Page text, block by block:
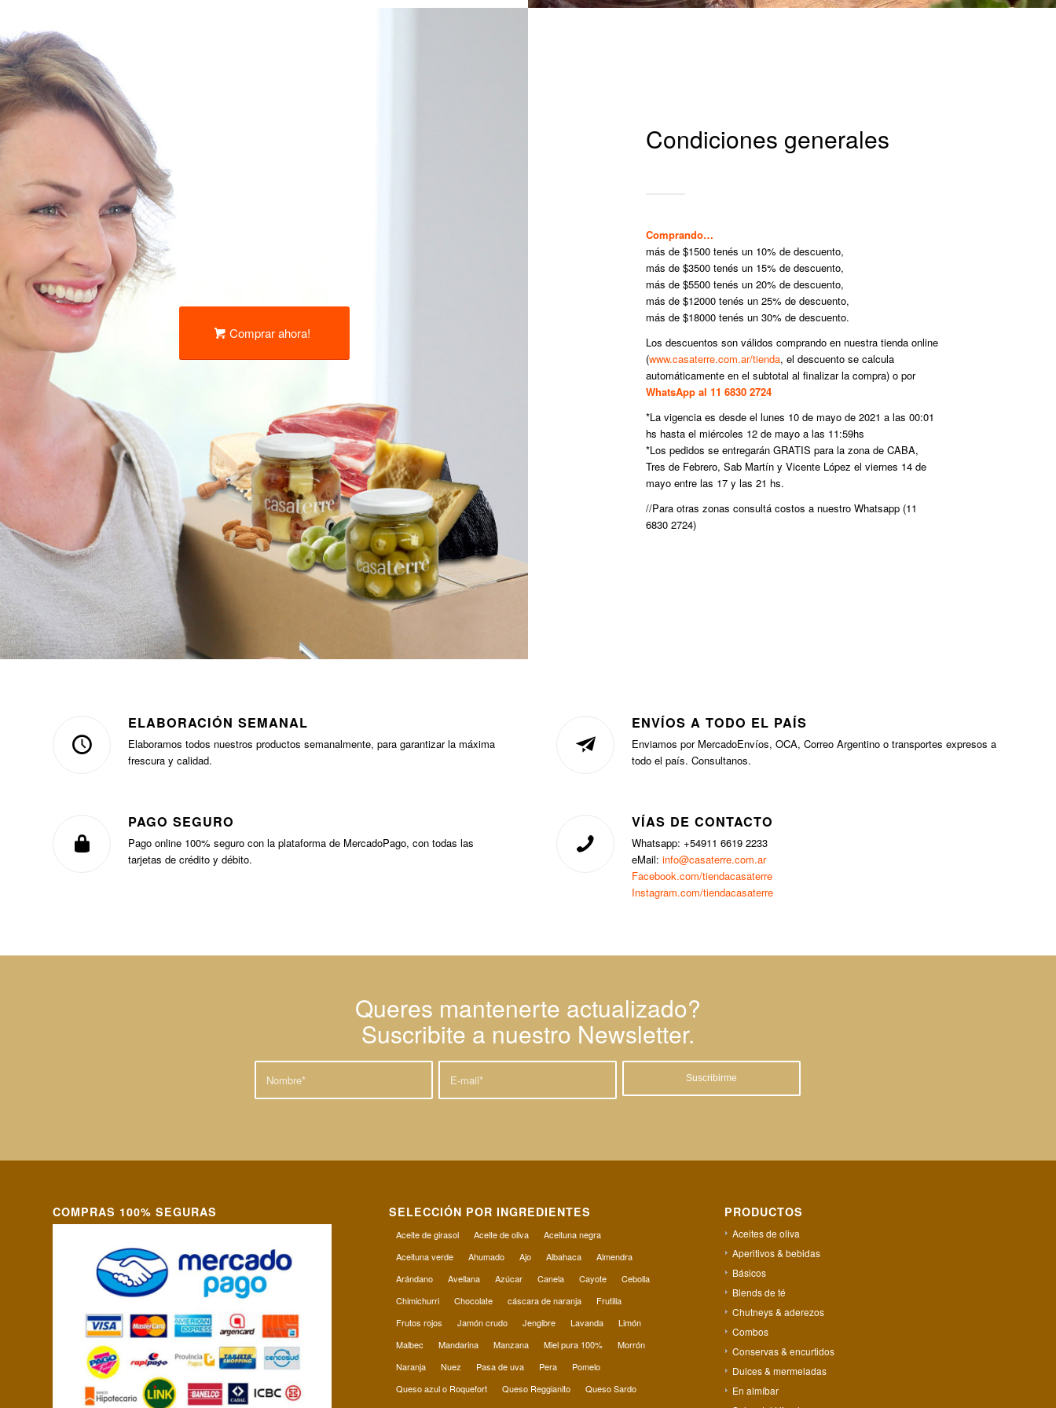
Comprar ahora!
Condiciones generales
Comprando…
más de $1500 tenés un 10% de descuento,
más de $3500 tenés un 15% de descuento,
más de $5500 tenés un 20% de descuento,
más de $12000 tenés un 25% de descuento,
más de $18000 tenés un 30% de descuento.
Los descuentos son válidos comprando en nuestra tienda online
(www.casaterre.com.ar/tienda, el descuento se calcula
automáticamente en el subtotal al finalizar la compra) o por
WhatsApp al 11 6830 2724
*La vigencia es desde el lunes 10 de mayo de 2021 a las 00:01
hs hasta el miércoles 12 de mayo a las 11:59hs
*Los pedidos se entregarán GRATIS para la zona de CABA,
Tres de Febrero, Sab Martín y Vicente López el viernes 14 de
mayo entre las 17 y las 21 hs.
//Para otras zonas consultá costos a nuestro Whatsapp (11
6830 2724)
ELABORACIÓN SEMANAL
Elaboramos todos nuestros productos semanalmente, para garantizar la máxima
frescura y calidad.
ENVÍOS A TODO EL PAÍS
Enviamos por MercadoEnvíos, OCA, Correo Argentino o transportes expresos a
todo el país. Consultanos.
PAGO SEGURO
Pago online 100% seguro con la plataforma de MercadoPago, con todas las
tarjetas de crédito y débito.
VÍAS DE CONTACTO
Whatsapp: +54911 6619 2233
eMail:info@casaterre.com.ar
Facebook.com/tiendacasaterre
Instagram.com/tiendacasaterre
Queres mantenerte actualizado?
Suscribite a nuestro Newsletter.
COMPRAS 100% SEGURAS SELECCIÓN POR INGREDIENTES
Aceite de girasol Aceite de oliva
Aceituna negra
Aceituna verde
Ahumado Ajo Albahaca
Almendra
Arándano
Avellana Azúcar Canela Cayote
Cebolla
Chimichurri
Chocolate cáscara de naranja
Frutilla
Frutos rojos
Jamón crudo Jengibre Lavanda
Limón
Malbec
Mandarina Manzana Miel pura 100%
Morrón
Naranja
Nuez Pasa de uva Pera
Pomelo
Queso azul o Roquefort
Queso Reggianito
Queso Sardo
PRODUCTOS
Aceites de oliva
Aperitivos & bebidas
Básicos
Blends de té
Chutneys & aderezos
Combos
Conservas & encurtidos
Dulces & mermeladas
En almíbar